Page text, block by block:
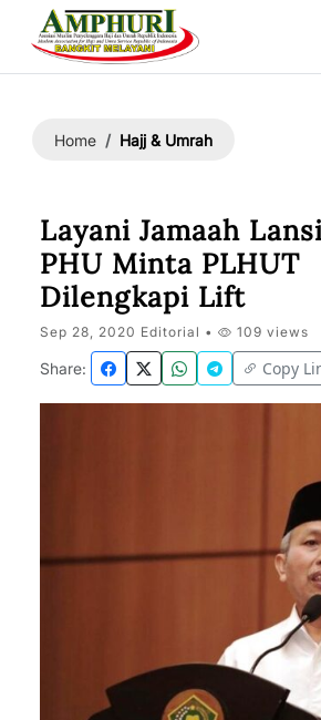
Home Hajj & Umrah
Layani Jamaah
PHU Minta PLHUT
Dilengkapi Lift
Sep 28, 2020 Editorial • 109 views
Share: Copy